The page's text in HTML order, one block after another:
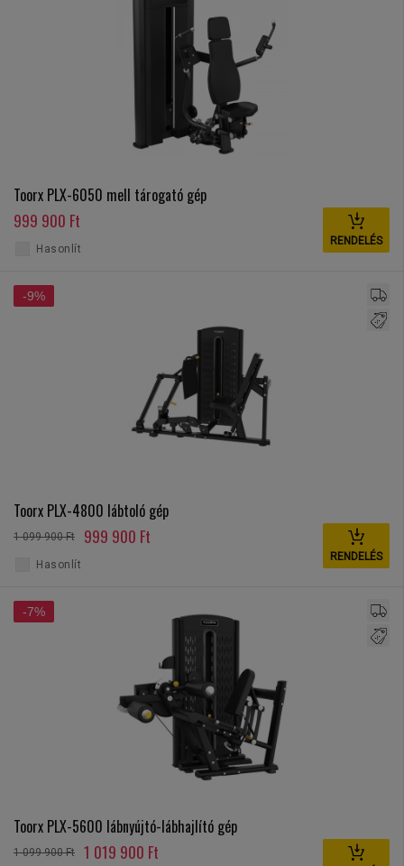
Toorx PLX-6050 mell tárogató gép
999 900 Ft
RENDELÉS
Hasonlít
-9%
Toorx PLX-4800 lábtoló gép
1 099 900 Ft 999 900 Ft
RENDELÉS
Hasonlít
-7%
Toorx PLX-5600 lábnyújtó-lábhajlító gép
1 099 900 Ft 1 019 900 Ft